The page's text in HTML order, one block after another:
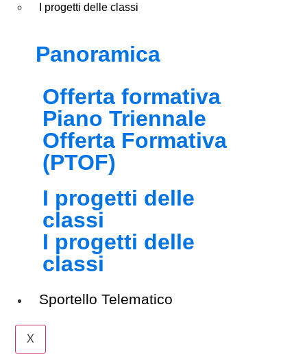
I progetti delle classi
Panoramica
Offerta formativa
Piano Triennale
Offerta Formativa
(PTOF)
I progetti delle
classi
I progetti delle
classi
Sportello Telematico
X